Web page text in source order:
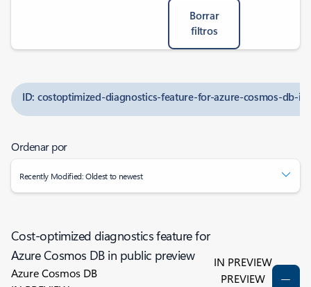
Borrar
filtros
ID: costoptimized-diagnostics-feature-for-azure-cosmos-db-
Ordenar por
Recently Modified: Oldest to newest
Cost-optimized diagnostics feature for
Azure Cosmos DB in public preview
Azure Cosmos DB
IN PREVIEW
PREVIEW